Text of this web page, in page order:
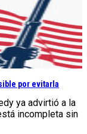
por evitarla
ya advirtió a la
incompleta sin